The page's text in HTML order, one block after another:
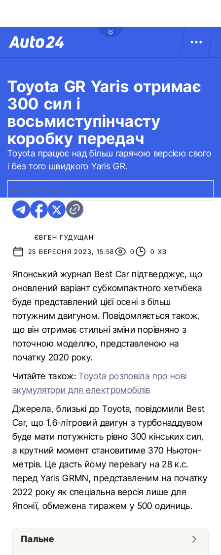
Toyota GR Yaris отримає
300 сил і
восьмиступінчасту
коробку передач
Toyota працює над більш гарячою версією свого
і без того швидкого Yaris GR.
TOYOTA GR YARIS
ЄВГЕН ГУДУЩАН
25 ВЕРЕСНЯ 2023, 15:58
0 0 ХВ
Японський журнал Best Car підтверджує, що
оновлений варіант субкомпактного хетчбека
буде представлений цієї осені з більш
потужним двигуном. Повідомляється також,
що він отримає стильні зміни порівняно з
поточною моделлю, представленою на
початку 2020 року.
Читайте також:Toyota розповіла про нові
акумулятори для електромобілів
Джерела, близькі до Toyota, повідомили Best
Car, що 1,6-літровий двигун з турбонаддувом
буде мати потужність рівно 300 кінських сил,
а крутний момент становитиме 370 Ньютон-
метрів. Це дасть йому перевагу на 28 к.с.
перед Yaris GRMN, представленим на початку
2022 року як спеціальна версія лише для
Японії, обмежена тиражем у 500 одиниць.
Пальне